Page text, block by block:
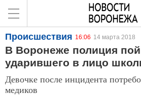
Происшествия 16:06 14 марта 2018
В Воронеже полиция
ударившего в лицо
Девочке после инцидента
медиков